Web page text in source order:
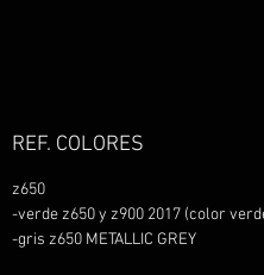
REF. COLORES
z650
-verde z650 y z900 2017 (color
-gris z650 METALLIC GREY